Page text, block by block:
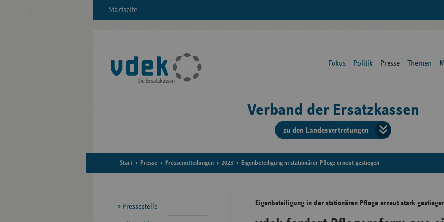
Startseite
Fokus Politik Presse Themen
Verband der Ersatzkassen
zu den Landesvertretungen
der
Start Presse Pressemitteilungen 2023 Eigenbeteiligung in stationärer Pflege erneut gestiegen
Eigenbeteiligung in der stationären Pflege erneut stark
Seitennavigation
Pressestelle